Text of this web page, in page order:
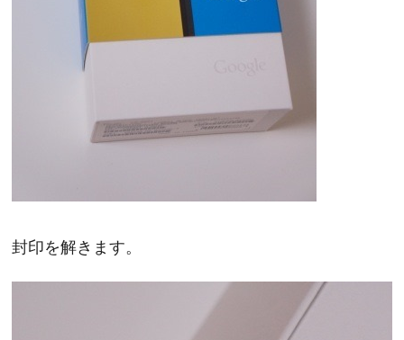
封印を解きます。